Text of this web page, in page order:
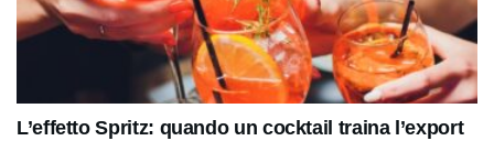
L’effetto Spritz: quando un cocktail traina l’export